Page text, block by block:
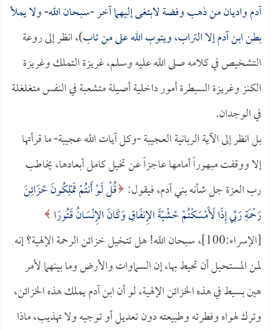
آدم واديان من ذهب وفضة لابتغى إليهما آخر -سبحان الله- ولا يملأ
بطن ابن آدم إلا التراب، ويتوب الله على من تاب)، انظر إلى روعة
التشخيص في كلامه صلى الله عليه وسلم، غريزة التملك وغريزة
الكنز وغريزة السيطرة أمور داخلية أصيلة متشعبة في النفس متغلغلة
في الوجدان.
بل انظر إلى الآية الربانية العجيبة -وكل آيات الله عجيبة- ما قرأتها
إلا ووقفت مبهوراً أمامها عاجزاً عن تخيل كامل أبعادها، يخاطب
رب العزة جل شأنه بني آدم، فيقول: قُلْ لَوْ أَنتُمْ تَمْلِكُونَ خَزَائِنَ
رَحْمَةِ رَبِّي إِذًا لَأَمْسَكْتُمْ خَشْيَةَ الإِنفَاقِ وَكَانَ الإِنْسَانُ قَتُورًا
[الإسراء:100]، سبحان الله! هل تتخيل خزائن الرحمة الإلهية؟ إنه
لمن المستحيل أن تحيط بها، إن السماوات والأرض وما بينهما لأمر
هين بسيط في هذه الخزائن الإلهية، لو أن ابن آدم يملك هذه الخزائن،
وترك لهواه وفطرته وطبيعته دون تعديل أو توجيه ولا تهذيب، ماذا